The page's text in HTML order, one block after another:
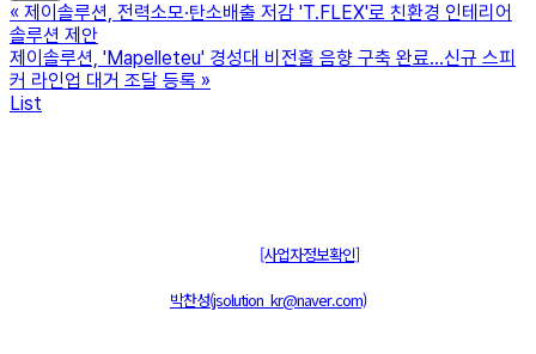
« 제이솔루션, 전력소모·탄소배출 저감 'T.FLEX'로 친환경 인테리어
솔루션 제안
제이솔루션, 'Mapelleteu' 경성대 비전홀 음향 구축 완료…신규 스피
커 라인업 대거 조달 등록 »
List
[사업자정보확인]
박찬성(jsolution_kr@naver.com)